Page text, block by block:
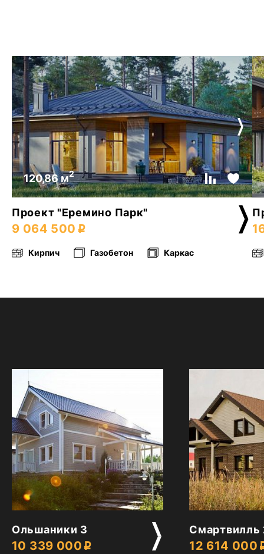
120,86 м2
Проект "Еремино Парк"
9 064 500
Кирпич Газобетон Каркас
2
Ольшаники 3
10 339 000
2
Смартвилль
12 614 000